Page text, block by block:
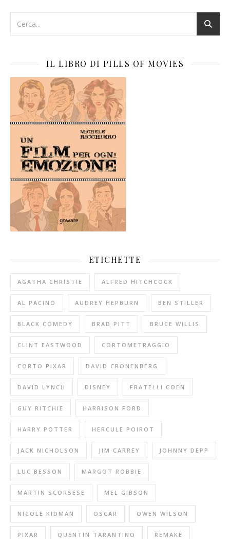
IL LIBRO DI PILLS OF MOVIES
ETICHETTE
AGATHA CHRISTIE ALFRED HITCHCOCK
AL PACINO AUDREY HEPBURN BEN STILLER
BLACK COMEDY BRAD PITT BRUCE WILLIS
CLINT EASTWOOD CORTOMETRAGGIO
CORTO PIXAR DAVID CRONENBERG
DAVID LYNCH DISNEY FRATELLI COEN
GUY RITCHIE HARRISON FORD
HARRY POTTER HERCULE POIROT
JACK NICHOLSON JIM CARREY JOHNNY DEPP
LUC BESSON MARGOT ROBBIE
MARTIN SCORSESE MEL GIBSON
NICOLE KIDMAN OSCAR OWEN WILSON
PIXAR QUENTIN TARANTINO REMAKE